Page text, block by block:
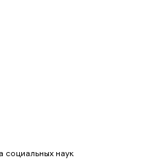
социальных наук